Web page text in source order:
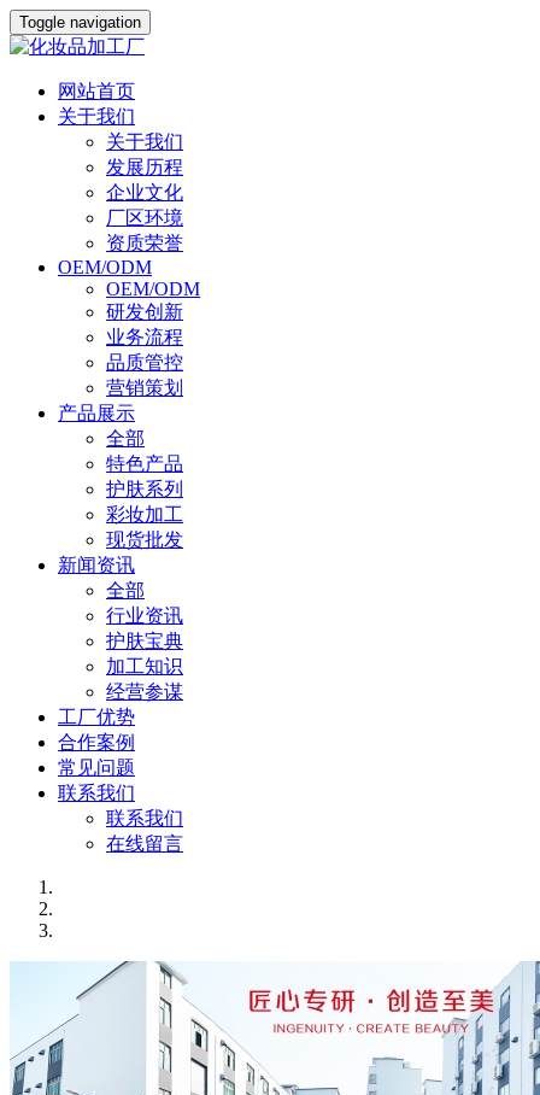
Toggle navigation
网站首页
关于我们
关于我们
发展历程
企业文化
厂区环境
资质荣誉
OEM/ODM
OEM/ODM
研发创新
业务流程
品质管控
营销策划
产品展示
全部
特色产品
护肤系列
彩妆加工
现货批发
新闻资讯
全部
行业资讯
护肤宝典
加工知识
经营参谋
工厂优势
合作案例
常见问题
联系我们
联系我们
在线留言